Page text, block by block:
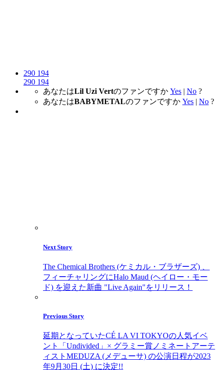
290 194
290 194
あなたはLil Uzi Vertのファンですか Yes | No ?
あなたはBABYMETALのファンですか Yes | No ?
Next Story
The Chemical Brothers (ケミカル・ブラザーズ) 、
フィーチャリングにHalo Maud (ヘイロー・モー
ド) を迎えた新曲 "Live Again"をリリース！
Previous Story
延期となっていたCÉ LA VI TOKYOの人気イベ
ント「Undivided」× グラミー賞ノミネートアーテ
ィストMEDUZA (メデューサ) の公演日程が2023
年9月30日 (土) に決定!!